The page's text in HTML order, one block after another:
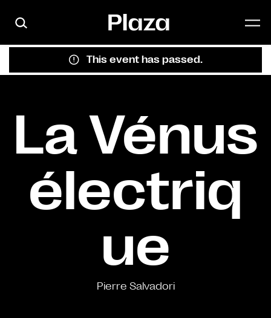
This event has passed.
La Vénus
électriq
ue
Pierre Salvadori